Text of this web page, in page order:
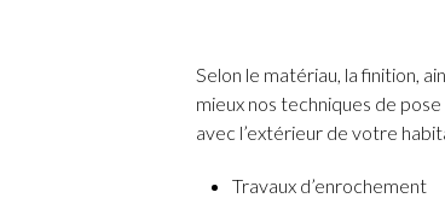
Selon le matériau, la finition,
mieux nos techniques de
avec l’extérieur de votre
Travaux d’enrochement